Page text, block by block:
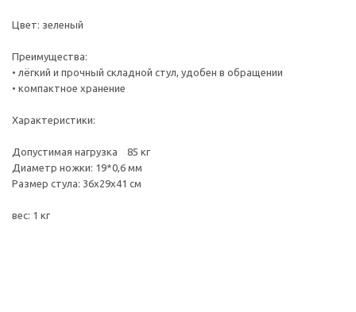
Цвет: зеленый
Преимущества:
• лёгкий и прочный складной стул, удобен в обращении
• компактное хранение
Характеристики:
Допустимая нагрузка 85 кг
Диаметр ножки: 19*0,6 мм
Размер стула: 36х29х41 см
вес: 1 кг